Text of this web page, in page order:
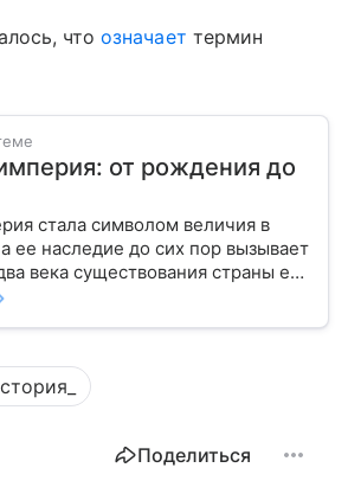
чтоозначает термин
от рождения до
стала символом величия в
ее наследие до сих пор вызывает
века существования страны ее
с 15 миллионов квадратных
стала страной с самой
в мире. С ее мощью были
самые сильные страны мира:
— но за счет отдаленных
Поделиться